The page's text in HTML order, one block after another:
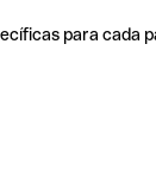
para cada